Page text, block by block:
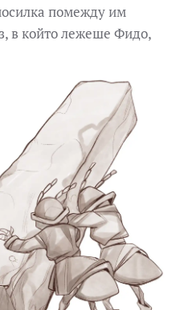
помежду им
в който лежеше Фидо,